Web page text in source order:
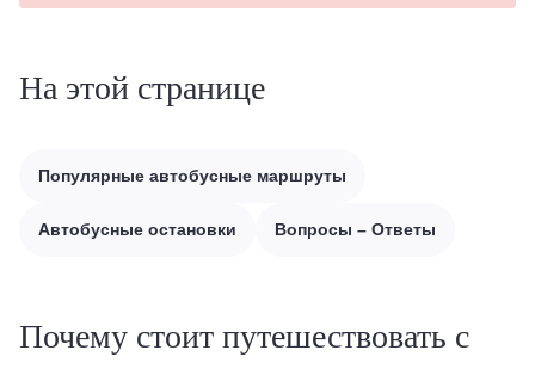
На этой странице
Популярные автобусные маршруты
Автобусные остановки Вопросы – Ответы
Почему стоит путешествовать с